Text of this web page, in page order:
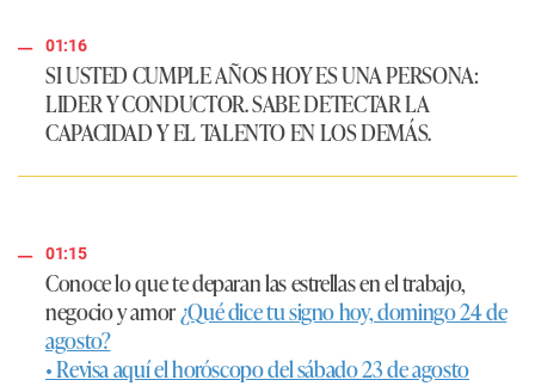
01:16
SI USTED CUMPLE AÑOS HOY ES UNA PERSONA:
LIDER Y CONDUCTOR. SABE DETECTAR LA
CAPACIDAD Y EL TALENTO EN LOS DEMÁS.
01:15
Conoce lo que te deparan las estrellas en el trabajo,
negocio y amor¿Qué dice tu signo hoy, domingo 24 de
agosto?
• Revisa aquí el horóscopo del sábado 23 de agosto